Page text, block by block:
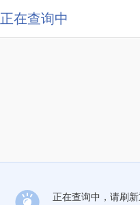
正在查询中
正在查询中，请刷